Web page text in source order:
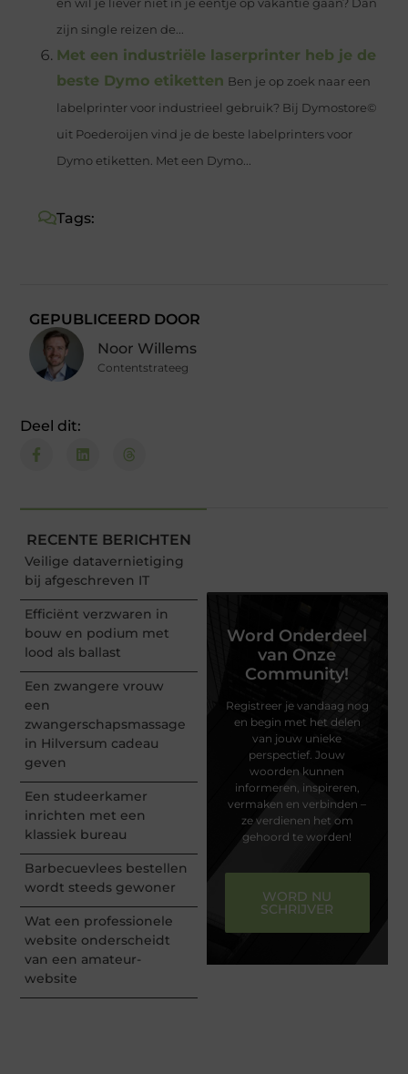
en wil je liever niet in je eentje op vakantie gaan? Dan
zijn single reizen de...
Met een industriële laserprinter heb je de
beste Dymo etiketten Ben je op zoek naar een
labelprinter voor industrieel gebruik? Bij Dymostore©
uit Poederoijen vind je de beste labelprinters voor
Dymo etiketten. Met een Dymo...
Tags:
GEPUBLICEERD DOOR
Noor Willems
Contentstrateeg
Deel dit:
RECENTE BERICHTEN
Veilige datavernietiging
bij afgeschreven IT
Efficiënt verzwaren in
bouw en podium met
lood als ballast
Een zwangere vrouw
een
zwangerschapsmassage
in Hilversum cadeau
geven
Een studeerkamer
inrichten met een
klassiek bureau
Barbecuevlees bestellen
wordt steeds gewoner
Wat een professionele
website onderscheidt
van een amateur-
website
Word Onderdeel
van Onze
Community!
Registreer je vandaag nog
en begin met het delen
van jouw unieke
perspectief. Jouw
woorden kunnen
informeren, inspireren,
vermaken en verbinden –
ze verdienen het om
gehoord te worden!
WORD NU
SCHRIJVER